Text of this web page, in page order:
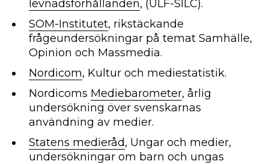
levnadsförhållanden, (ULF-SILC).
SOM-Institutet, rikstäckande
frågeundersökningar på temat Samhälle,
Opinion och Massmedia.
Nordicom, Kultur och mediestatistik.
Nordicoms Mediebarometer, årlig
undersökning över svenskarnas
användning av medier.
Statens medieråd, Ungar och medier,
undersökningar om barn och ungas